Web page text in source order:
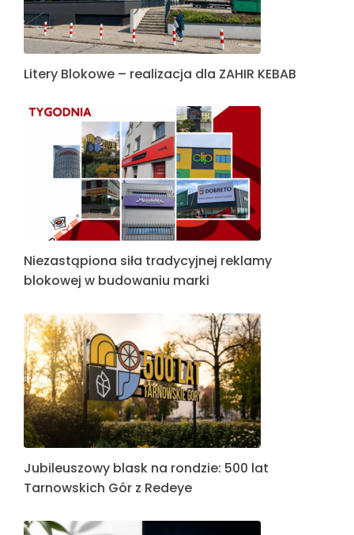
Litery Blokowe – realizacja dla ZAHIR KEBAB
Niezastąpiona siła tradycyjnej reklamy
blokowej w budowaniu marki
Jubileuszowy blask na rondzie: 500 lat
Tarnowskich Gór z Redeye